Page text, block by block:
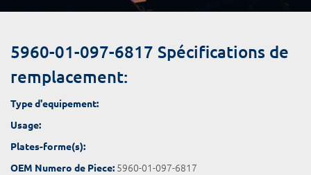
5960-01-097-6817 Spécifications de
remplacement:
Type d'equipement:
Usage:
Plates-forme(s):
OEM Numero de Piece: 5960-01-097-6817